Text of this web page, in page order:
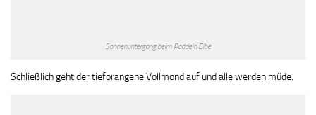
Sonnenuntergang beim Paddeln Elbe
Schließlich geht der tieforangene Vollmond auf und alle werden müde.